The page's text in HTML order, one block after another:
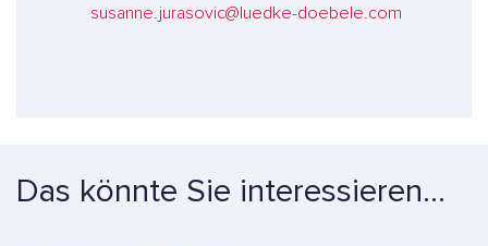
susanne.jurasovic@luedke-doebele.com
Das könnte Sie interessieren...